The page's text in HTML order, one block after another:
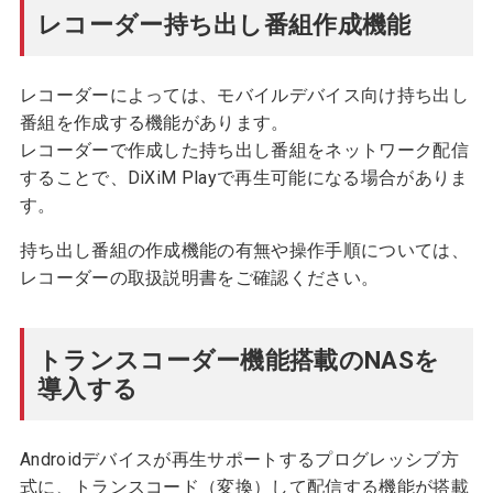
レコーダー持ち出し番組作成機能
レコーダーによっては、モバイルデバイス向け持ち出し
番組を作成する機能があります。
レコーダーで作成した持ち出し番組をネットワーク配信
することで、DiXiM Playで再生可能になる場合がありま
す。
持ち出し番組の作成機能の有無や操作手順については、
レコーダーの取扱説明書をご確認ください。
トランスコーダー機能搭載のNASを
導入する
Androidデバイスが再生サポートするプログレッシブ方
式に、トランスコード（変換）して配信する機能が搭載